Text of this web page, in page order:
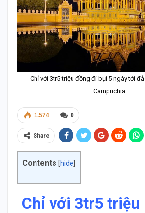
Chỉ với 3tr5 triệu đồng đi bụi 5 ngày tới
Campuchia
0
1.574
Share
Contents hide
Chỉ với 3tr5 triệu